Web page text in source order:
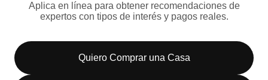
Aplica en línea para obtener recomendaciones de
expertos con tipos de interés y pagos reales.
Quiero Comprar una Casa